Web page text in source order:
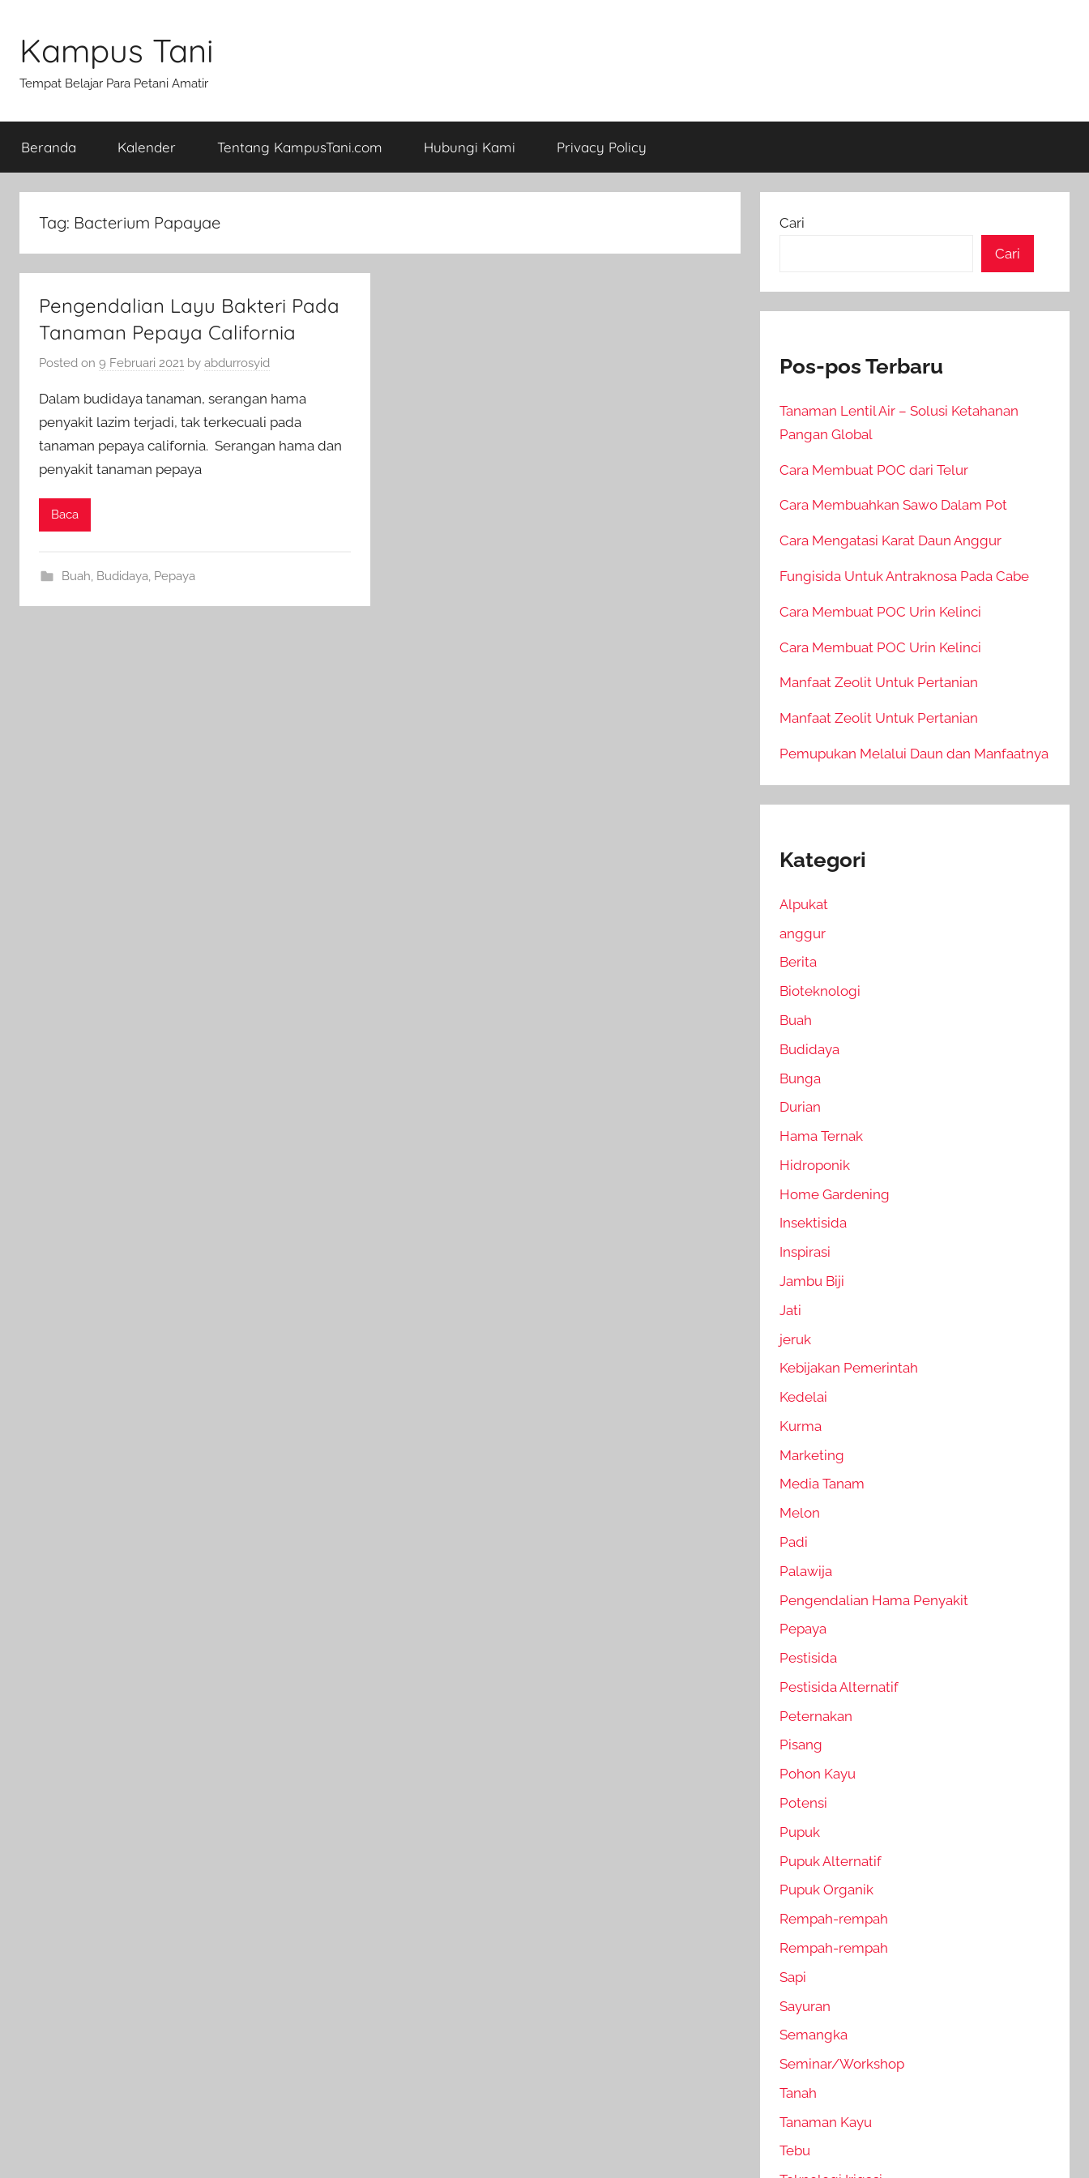
content
Kampus Tani
Tempat Belajar Para Petani Amatir
Beranda Kalender Tentang KampusTani.com Hubungi Kami Privacy Policy
Tag: Bacterium Papayae
Pengendalian Layu Bakteri Pada
Tanaman Pepaya California
Posted on 9 Februari 2021 by abdurrosyid
Dalam budidaya tanaman, serangan hama
penyakit lazim terjadi, tak terkecuali pada
tanaman pepaya california. Serangan hama dan
penyakit tanaman pepaya
Baca
Buah, Budidaya, Pepaya
Cari
Cari
Pos-pos Terbaru
Tanaman Lentil Air – Solusi Ketahanan
Pangan Global
Cara Membuat POC dari Telur
Cara Membuahkan Sawo Dalam Pot
Cara Mengatasi Karat Daun Anggur
Fungisida Untuk Antraknosa Pada Cabe
Cara Membuat POC Urin Kelinci
Cara Membuat POC Urin Kelinci
Manfaat Zeolit Untuk Pertanian
Manfaat Zeolit Untuk Pertanian
Pemupukan Melalui Daun dan Manfaatnya
Kategori
Alpukat
anggur
Berita
Bioteknologi
Buah
Budidaya
Bunga
Durian
Hama Ternak
Hidroponik
Home Gardening
Insektisida
Inspirasi
Jambu Biji
Jati
jeruk
Kebijakan Pemerintah
Kedelai
Kurma
Marketing
Media Tanam
Melon
Padi
Palawija
Pengendalian Hama Penyakit
Pepaya
Pestisida
Pestisida Alternatif
Peternakan
Pisang
Pohon Kayu
Potensi
Pupuk
Pupuk Alternatif
Pupuk Organik
Rempah-rempah
Rempah-rempah
Sapi
Sayuran
Semangka
Seminar/Workshop
Tanah
Tanaman Kayu
Tebu